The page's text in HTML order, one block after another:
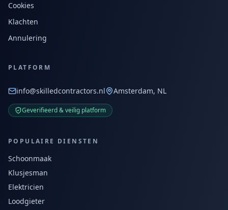
Cookies
Klachten
Annulering
PLATFORM
info@skilledcontractors.nl Amsterdam, NL
Geverifieerd & veilig platform
POPULAIRE DIENSTEN
Schoonmaak
Klusjesman
Elektricien
Loodgieter